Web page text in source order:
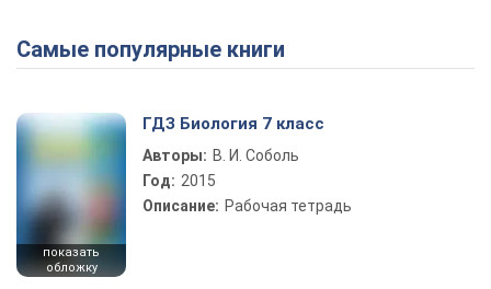
Самые популярные книги
показать
обложку
ГДЗ Биология 7 класс
Авторы: В. И. Соболь
Год: 2015
Описание: Рабочая тетрадь